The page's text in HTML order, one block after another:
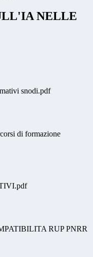
NELLE
snodi.pdf
di formazione
RUP PNRR